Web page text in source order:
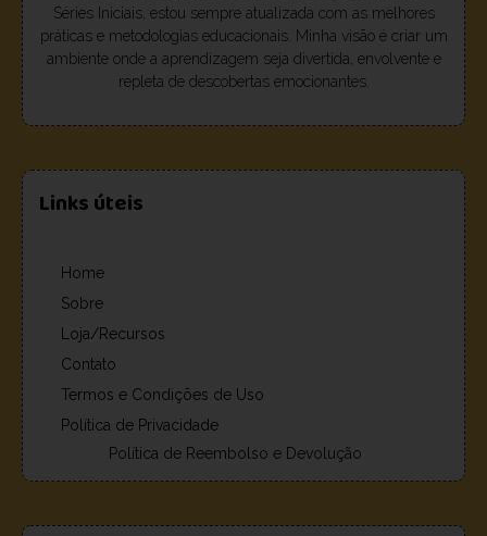
Séries Iniciais, estou sempre atualizada com as melhores
práticas e metodologias educacionais. Minha visão é criar um
ambiente onde a aprendizagem seja divertida, envolvente e
repleta de descobertas emocionantes.
Links úteis
Home
Sobre
Loja/Recursos
Contato
Termos e Condições de Uso
Política de Privacidade
Política de Reembolso e Devolução